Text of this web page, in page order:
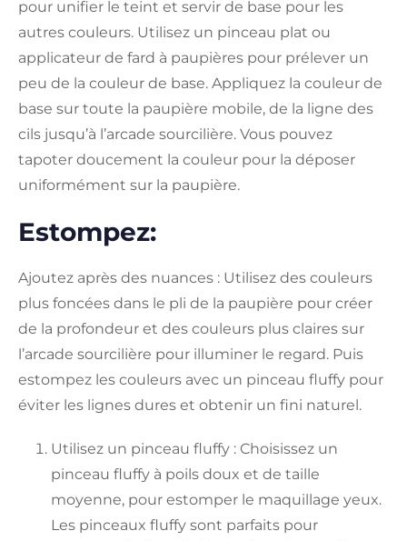
pour unifier le teint et servir de base pour les
autres couleurs. Utilisez un pinceau plat ou
applicateur de fard à paupières pour prélever un
peu de la couleur de base. Appliquez la couleur de
base sur toute la paupière mobile, de la ligne des
cils jusqu’à l’arcade sourcilière. Vous pouvez
tapoter doucement la couleur pour la déposer
uniformément sur la paupière.
Estompez:
Ajoutez après des nuances : Utilisez des couleurs
plus foncées dans le pli de la paupière pour créer
de la profondeur et des couleurs plus claires sur
l’arcade sourcilière pour illuminer le regard. Puis
estompez les couleurs avec un pinceau fluffy pour
éviter les lignes dures et obtenir un fini naturel.
Utilisez un pinceau fluffy : Choisissez un
pinceau fluffy à poils doux et de taille
moyenne, pour estomper le maquillage yeux.
Les pinceaux fluffy sont parfaits pour